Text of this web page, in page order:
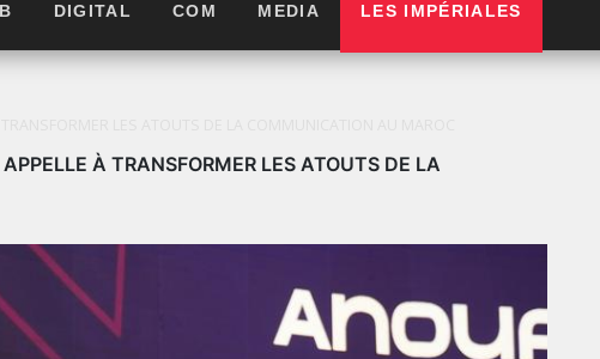
DIGITAL COM MEDIA LES IMPÉRIALES
À TRANSFORMER LES ATOUTS DE LA
LES IMPÉRIALES WEEK 2025: